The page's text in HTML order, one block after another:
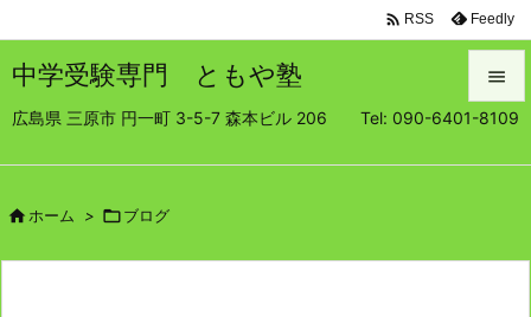
中学受験専門 ともや塾
広島県 三原市 円一町 3-5-7 森本ビル 206 Tel: 090-6401-8109


 RSS Feedly
 ホーム > ブログ